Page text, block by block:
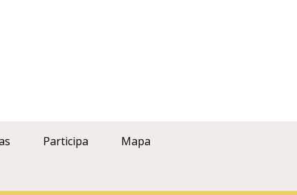
Participa
Mapa